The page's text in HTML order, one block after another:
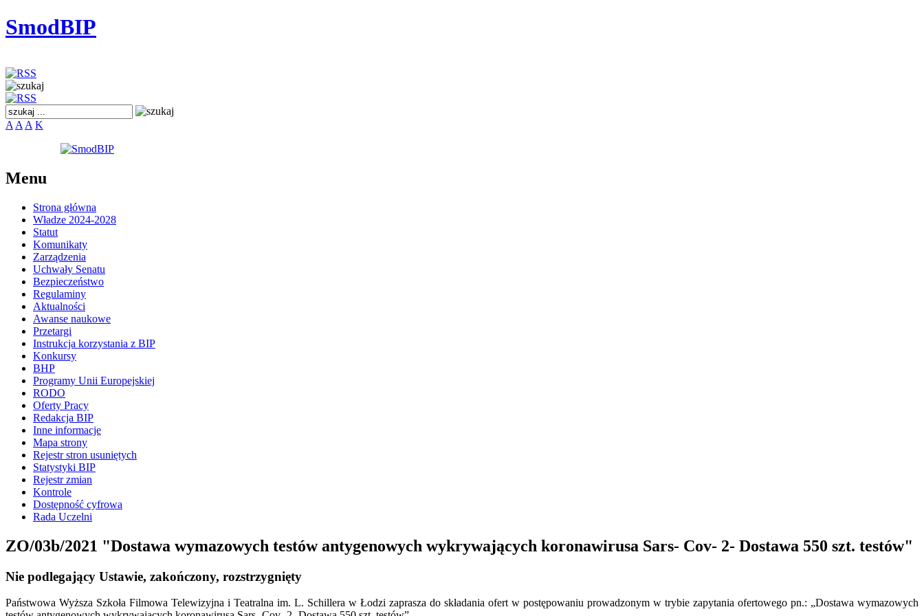
SmodBIP
A A A K
Menu
Strona główna
Władze 2024-2028
Statut
Komunikaty
Zarządzenia
Uchwały Senatu
Bezpieczeństwo
Regulaminy
Aktualności
Awanse naukowe
Przetargi
Instrukcja korzystania z BIP
Konkursy
BHP
Programy Unii Europejskiej
RODO
Oferty Pracy
Redakcja BIP
Inne informacje
Mapa strony
Rejestr stron usuniętych
Statystyki BIP
Rejestr zmian
Kontrole
Dostępność cyfrowa
Rada Uczelni
ZO/03b/2021 "Dostawa wymazowych testów antygenowych wykrywających koronawirusa Sars- Cov- 2- Dostawa 550 szt. testów"
Nie podlegający Ustawie, zakończony, rozstrzygnięty
Państwowa Wyższa Szkoła Filmowa Telewizyjna i Teatralna im. L. Schillera w Łodzi zaprasza do składania ofert w postępowaniu prowadzonym w trybie zapytania ofertowego pn.: „Dostawa wymazowych